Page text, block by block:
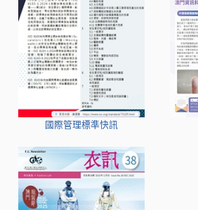
國際管理標準快訊